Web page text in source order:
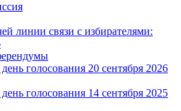
линии связи с избирателями:
голосования 20 сентября 2026
голосования 14 сентября 2025